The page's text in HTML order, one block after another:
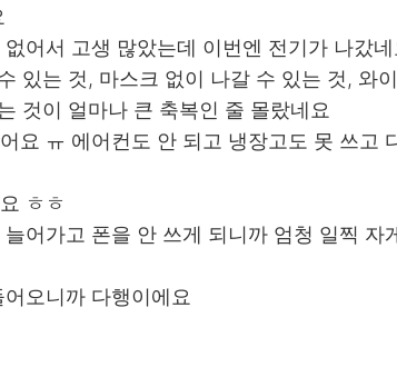
어서 고생 많았는데 이번엔 전기가 나갔네
있는 것, 마스크 없이 나갈 수 있는 것, 와
것이 얼마나 큰 축복인 줄 몰랐네요
요 ㅠ 에어컨도 안 되고 냉장고도 못 쓰고
ㅎㅎ
어가고 폰을 안 쓰게 되니까 엄청 일찍 자
오니까 다행이에요